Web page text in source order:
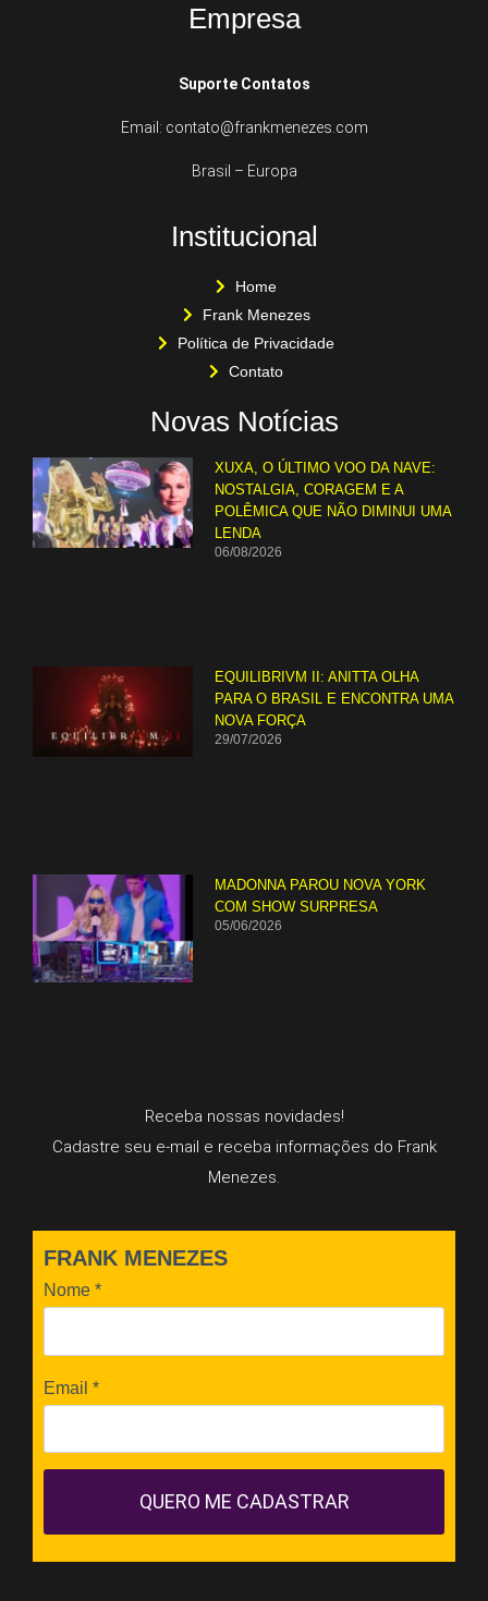
Empresa
Suporte Contatos
Email: contato@frankmenezes.com
Brasil – Europa
Institucional
Home
Frank Menezes
Política de Privacidade
Contato
Novas Notícias
XUXA, O ÚLTIMO VOO DA NAVE:
NOSTALGIA, CORAGEM E A
POLÊMICA QUE NÃO DIMINUI UMA
LENDA
06/08/2026
EQUILIBRIVM II: ANITTA OLHA
PARA O BRASIL E ENCONTRA UMA
NOVA FORÇA
29/07/2026
MADONNA PAROU NOVA YORK
COM SHOW SURPRESA
05/06/2026
Receba nossas novidades!
Cadastre seu e-mail e receba informações do Frank
Menezes.
FRANK MENEZES
Nome *
Email *
QUERO ME CADASTRAR